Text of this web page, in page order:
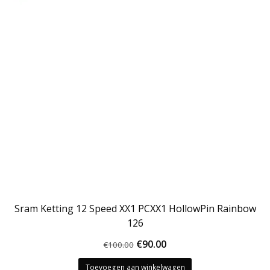
Sram Ketting 12 Speed XX1 PCXX1 HollowPin Rainbow
126
€100.00 Oorspronkelijke
prijs
€90.00Huidige
prijs
Toevoegen aan winkelwagen